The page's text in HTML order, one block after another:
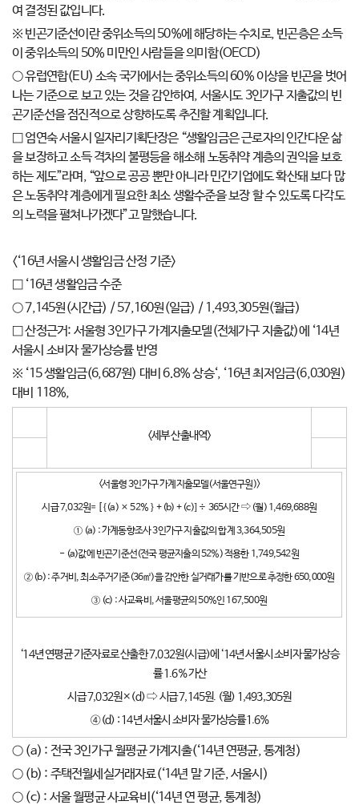
여 결정된 값입니다.
※ 빈곤기준선이란 중위소득의 50%에 해당하는 수치로, 빈곤층은 소득
이 중위소득의 50% 미만인 사람들을 의미함(OECD)
○ 유럽연합(EU) 소속 국가에서는 중위소득의 60% 이상을 빈곤을 벗어
나는 기준으로 보고 있는 것을 감안하여, 서울시도 3인가구 지출값의 빈
곤기준선을 점진적으로 상향하도록 추진할 계획입니다.
□ 엄연숙 서울시 일자리기획단장은 “생활임금은 근로자의 인간다운 삶
을 보장하고 소득 격차의 불평등을 해소해 노동취약 계층의 권익을 보호
하는 제도”라며, “앞으로 공공 뿐만 아니라 민간기업에도 확산돼 보다 많
은 노동취약 계층에게 필요한 최소 생활수준을 보장 할 수 있도록 다각도
의 노력을 펼쳐나가겠다”고 말했습니다.
<‘16년 서울시 생활임금 산정 기준>
□ ‘16년 생활임금 수준
○ 7,145원(시간급) / 57,160원(일급) / 1,493,305원(월급)
□ 산정근거: 서울형 3인가구 가계지출모델(전체가구 지출값)에 ‘14년
서울시 소비자 물가상승률 반영
※ ‘15 생활임금(6,687원) 대비 6.8% 상승‘, ‘16년 최저임금(6,030원)
대비 118%,
<세부 산출내역>
<서울형 3인가구 가계지출모델(서울연구원)>
시급 7,032원= [ {(a) × 52% } + (b) + (c)] ÷ 365시간 ⇨ (월) 1,469,688원
① (a) : 가계동향조사 3인가구 지출값의 합계 3,364,505원
- (a)값에 빈곤기준선(전국 평균지출의 52%) 적용한 1,749,542원
② (b) : 주거비, 최소주거기준(36㎡)을 감안한 실거래가를 기반으로 추정한 650,000원
③ (c) : 사교육비, 서울평균의 50%인 167,500원
‘14년 연평균 기준자료로 산출한 7,032원(시급)에 ‘14년 서울시 소비자 물가상승
률 1.6% 가산
시급 7,032원×(d) ⇨ 시급 7,145원. (월) 1,493,305원
④ (d) : 14년 서울시 소비자 물가상승률1.6%
○ (a) : 전국 3인가구 월평균 가계지출(‘14년 연평균, 통계청)
○ (b) : 주택전월세실거래자료(‘14년 말 기준, 서울시)
○ (c) : 서울 월평균 사교육비(‘14년 연 평균, 통계청)